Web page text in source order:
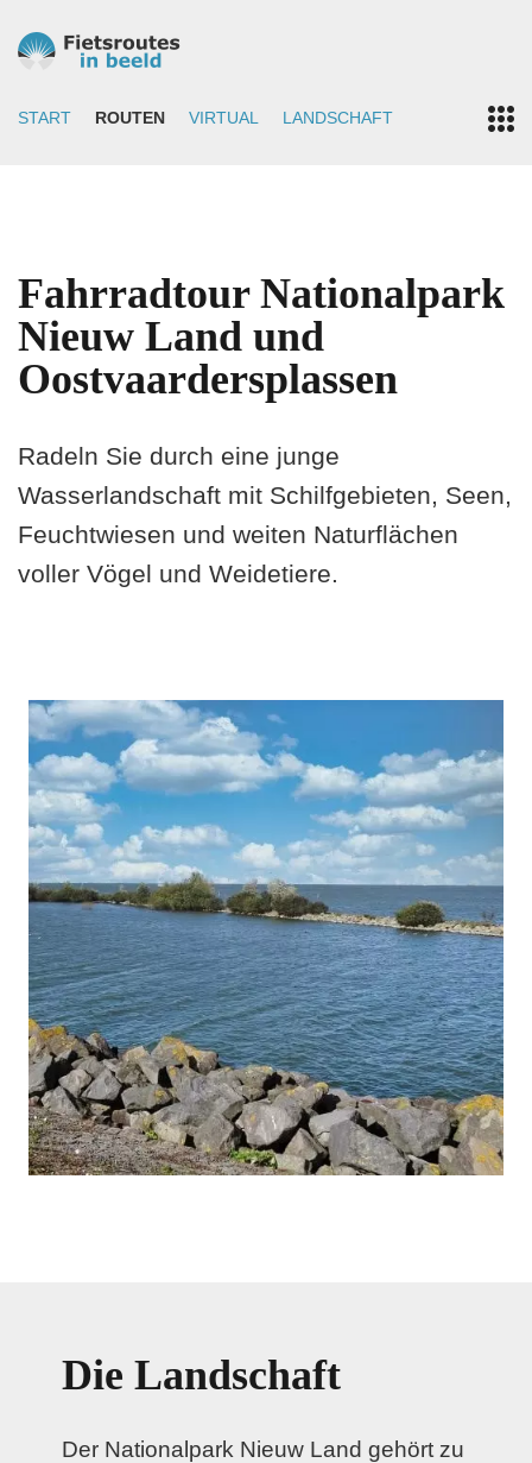
START ROUTEN VIRTUAL LANDSCHAFT
Fahrradtour Nationalpark
Nieuw Land und
Oostvaardersplassen
Radeln Sie durch eine junge
Wasserlandschaft mit Schilfgebieten, Seen,
Feuchtwiesen und weiten Naturflächen
voller Vögel und Weidetiere.
Die Landschaft
Der Nationalpark Nieuw Land gehört zu